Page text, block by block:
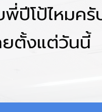
พี่ปีโป้ไหมครั
ยตั้งแต่วันนี้